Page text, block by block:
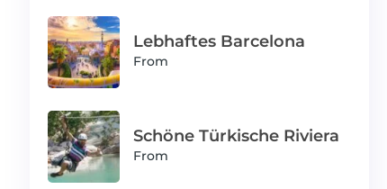
Lebhaftes Barcelona
From
Schöne Türkische Riviera
From